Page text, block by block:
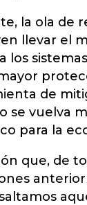
la ola de
llevar el
los
de
se vuelva
para la
que, de